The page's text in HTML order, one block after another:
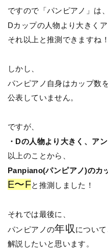
ですので「パンピアノ」は、
Dカップの人物より大きくア
それ以上と推測できますね！
しかし、
パンピアノ自身はカップ数を
公表していません。
ですが、
・Dの人物より大きく、ア
以上のことから、
Panpiano(パンピアノ)のカ
E〜Fと推測しました！
それでは最後に、
パンピアノの年収 について
解説したいと思います。